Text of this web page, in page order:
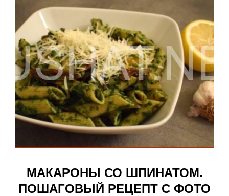
МАКАРОНЫ СО ШПИНАТОМ.
ПОШАГОВЫЙ РЕЦЕПТ С ФОТО